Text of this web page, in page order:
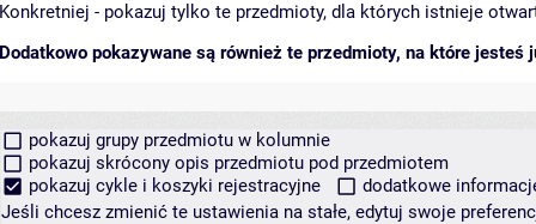
Konkretniej - pokazuj tylko te przedmioty, dla których istnieje
Dodatkowo pokazywane są również te przedmioty, na które jesteś
pokazuj grupy przedmiotu w kolumnie
pokazuj skrócony opis przedmiotu pod przedmiotem
pokazuj cykle i koszyki rejestracyjne
dodatkowe
Jeśli chcesz zmienić te ustawienia na stałe, edytuj swoje